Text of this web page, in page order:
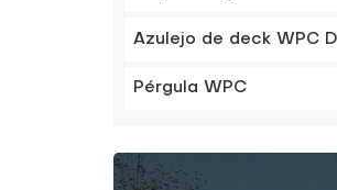
Azulejo de deck WPC
Pérgula WPC